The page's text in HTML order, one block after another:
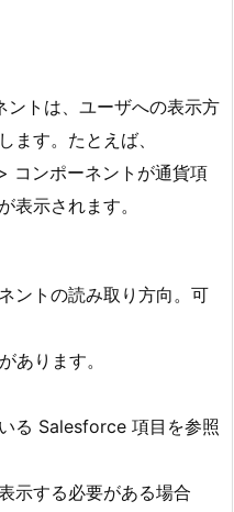
トは、ユーザへの表示方
ます。たとえば、
ンポーネントが通貨項
表示されます。
ントの読み取り方向。可
あります。
る Salesforce 項目を参照
示する必要がある場合